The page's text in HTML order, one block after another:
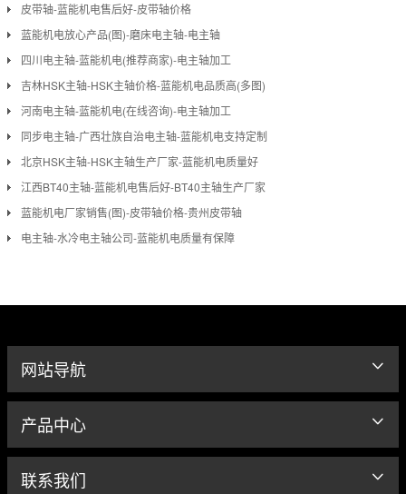
皮带轴-蓝能机电售后好-皮带轴价格
蓝能机电放心产品(图)-磨床电主轴-电主轴
四川电主轴-蓝能机电(推荐商家)-电主轴加工
吉林HSK主轴-HSK主轴价格-蓝能机电品质高(多图)
河南电主轴-蓝能机电(在线咨询)-电主轴加工
同步电主轴-广西壮族自治电主轴-蓝能机电支持定制
北京HSK主轴-HSK主轴生产厂家-蓝能机电质量好
江西BT40主轴-蓝能机电售后好-BT40主轴生产厂家
蓝能机电厂家销售(图)-皮带轴价格-贵州皮带轴
电主轴-水冷电主轴公司-蓝能机电质量有保障
网站导航
产品中心
联系我们